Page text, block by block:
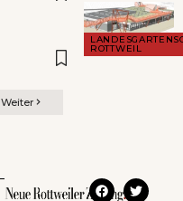
ROTTWEIL
Weiter